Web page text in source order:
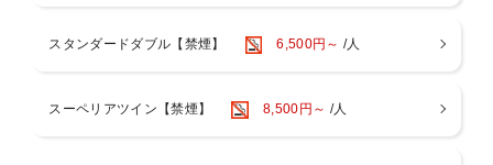
ィ駅まで1駅1分で、大阪市中心部へのアクセスも便利！
＜リバーサイドスパ＞
スタンダードダブル【禁煙】 6,500円～ /人
スーペリアツイン【禁煙】 8,500円～ /人